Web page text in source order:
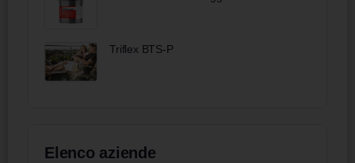
Triflex BTS-P
Elenco aziende